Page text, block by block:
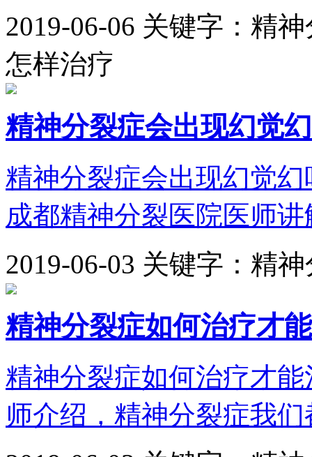
2019-06-06 关键字：精
怎样治疗
精神分裂症会出现幻觉
精神分裂症会出现幻觉
成都精神分裂医院医师
2019-06-03 关键字：精
精神分裂症如何治疗才
精神分裂症如何治疗才
师介绍，精神分裂症我